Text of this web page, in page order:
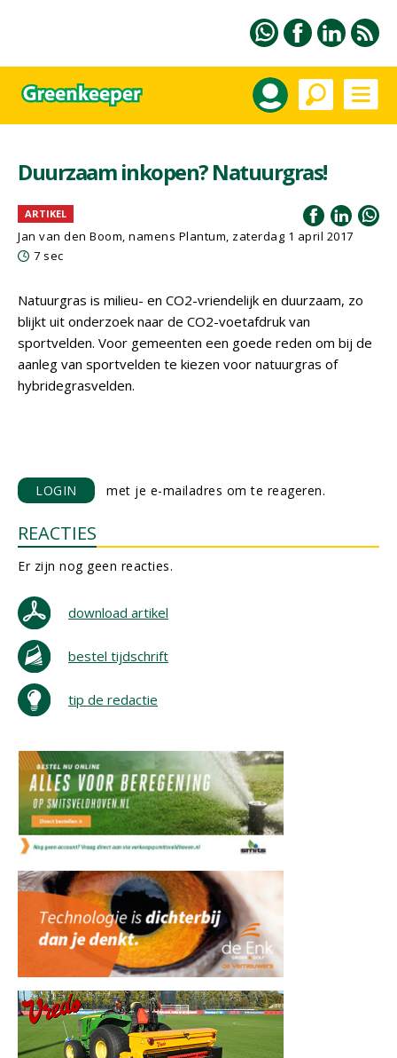
Duurzaam inkopen? Natuurgras!
ARTIKEL
Jan van den Boom, namens Plantum, zaterdag 1 april 2017
7 sec
Natuurgras is milieu- en CO2-vriendelijk en duurzaam, zo
blijkt uit onderzoek naar de CO2-voetafdruk van
sportvelden. Voor gemeenten een goede reden om bij de
aanleg van sportvelden te kiezen voor natuurgras of
hybridegrasvelden.
LOGIN met je e-mailadres om te reageren.
REACTIES
Er zijn nog geen reacties.
download artikel
bestel tijdschrift
tip de redactie